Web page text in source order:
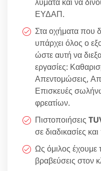
ΕΥΔΑΠ.
Στα οχήματα που
υπάρχει όλος ο
ώστε αυτή να
εργασίες:
Απεντομώσεις,
Επισκευές
φρεατίων.
Πιστοποιήσεις
σε διαδικασίες
Ως όμιλος έχουμε
βραβεύσεις στον